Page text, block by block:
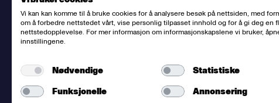
dem.
Sentralbord:(+47) 23 06 31 00
Fellesforbundet
org.nr: 950956828
Om personvern og informasjonskapsler
Vi kan kan komme til å bruke cookies for å analysere besøk på nettsiden, med
om å forbedre nettstedet vårt, vise personlig tilpasset innhold og for å gi deg en
nettstedopplevelse. For mer informasjon om informasjonskapslene vi bruker,
innstillingene.
Nødvendige
Statistiske
Funksjonelle
Annonsering